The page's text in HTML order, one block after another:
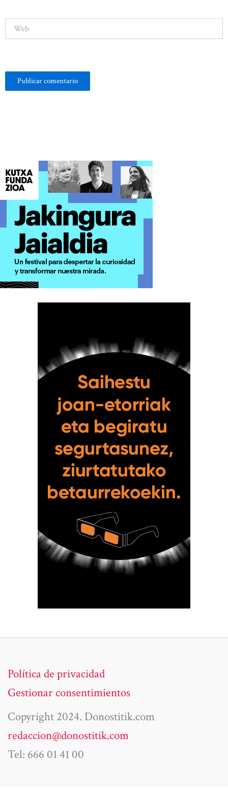
Política de privacidad
Gestionar consentimientos
Copyright 2024. Donostitik.com
redaccion@donostitik.com
Tel: 666 01 41 00